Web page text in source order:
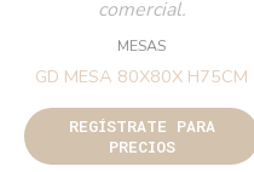
comercial.
MESAS
GD MESA 80X80X H75CM
REGÍSTRATE PARA
PRECIOS